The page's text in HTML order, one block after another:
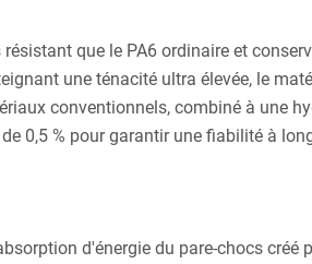
que le PA6 ordinaire et
une ténacité ultra élevée, le
conventionnels, combiné à une
0,5 % pour garantir une fiabilité à
d'énergie du pare-chocs créé